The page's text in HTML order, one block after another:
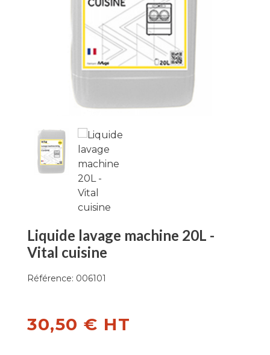
Liquide lavage machine 20L -
Vital cuisine
Référence: 006101
30,50 € HT